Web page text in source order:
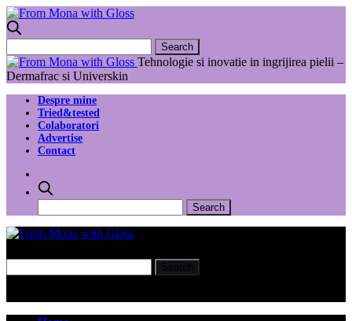
Tehnologie si inovatie in ingrijirea pielii –
Dermafrac si Universkin
Despre mine
Tried&tested
Colaboratori
Advertise
Contact